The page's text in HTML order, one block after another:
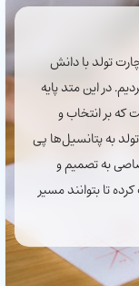
تولد با دانش
در این متد پایه
که بر انتخاب و
به پتانسیل‌ها پی
به تصمیم و
تا بتوانند مسیر